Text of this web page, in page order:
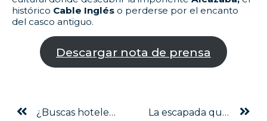
histórico Cable Inglés o perderse por el encanto
del casco antiguo.
Descargar nota de prensa
¿Buscas hoteles con toboganes en Andalucía? Descubre el resort que lo tiene todo La escapada que te mereces: Spa, naturaleza y buena comida en Montanyà Hotel